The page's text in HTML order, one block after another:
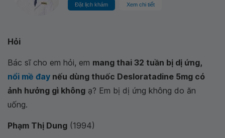
Đặt lịch khám Xem chi tiết
Hỏi
Bác sĩ cho em hỏi, em mang thai 32 tuần bị dị ứng,
nổi mề đay nếu dùng thuốc Desloratadine 5mg có
ảnh hưởng gì không ạ? Em bị dị ứng không do ăn
uống.
Phạm Thị Dung (1994)